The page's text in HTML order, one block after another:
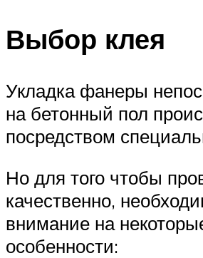
Выбор клея
Укладка фанеры
на бетонный пол
посредством
Но для того чтобы
качественно,
внимание на
особенности: